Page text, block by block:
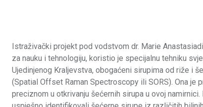
Istraživački projekt pod vodstvom dr. Marie
za nauku i tehnologiju, koristio je specijalnu tehniku
Ujedinjenog Kraljevstva, obogaćeni sirupima od riže i
(Spatial Offset Raman Spectroscopy ili SORS). Ona
preciznom u otkrivanju šećernih sirupa u ovoj